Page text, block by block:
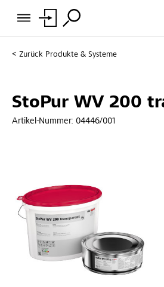
Zurück Produkte & Systeme
StoPur WV 200
Artikel-Nummer: 04446/001